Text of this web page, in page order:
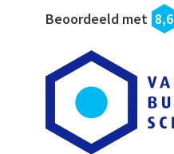
Beoordeeld met 8,6